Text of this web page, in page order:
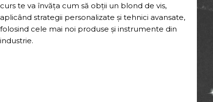
curs te va învăța cum să obții un blond de vis,
aplicând strategii personalizate și tehnici avansate,
folosind cele mai noi produse și instrumente din
industrie.